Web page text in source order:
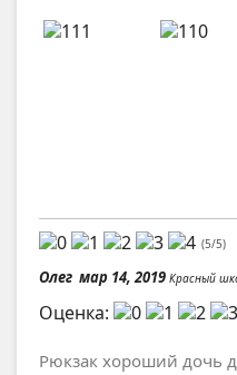
(5/5)
Олег мар 14, 2019 Красный
Оценка:
Рюкзак хороший дочь